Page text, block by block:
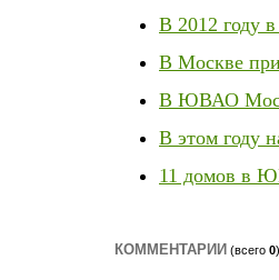
В 2012 году
В Москве
В ЮВАО
В этом году
11 домов в
КОММЕНТАРИИ (всего 0)